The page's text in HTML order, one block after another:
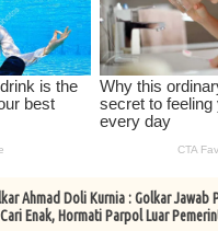
Ahmad Doli Kurnia : Golkar Jawab
Enak, Hormati Parpol Luar